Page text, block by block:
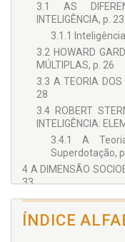
desenvolvimento
pela Universidade
no campo da
desenvolvimento
Especial e
habilidades/
3.1 AS
INTELIGÊNCIA, p. 23
3.1.1
3.2 HOWARD
MÚLTIPLAS, p. 26
3.3 A TEORIA DOS
28
3.4 ROBERT
INTELIGÊNCIA:
3.4.1 A
Superdotação,
4 A DIMENSÃO
33
4.1 O
SUPERDOTADO, p.
4.2 AS
ÍNDICE